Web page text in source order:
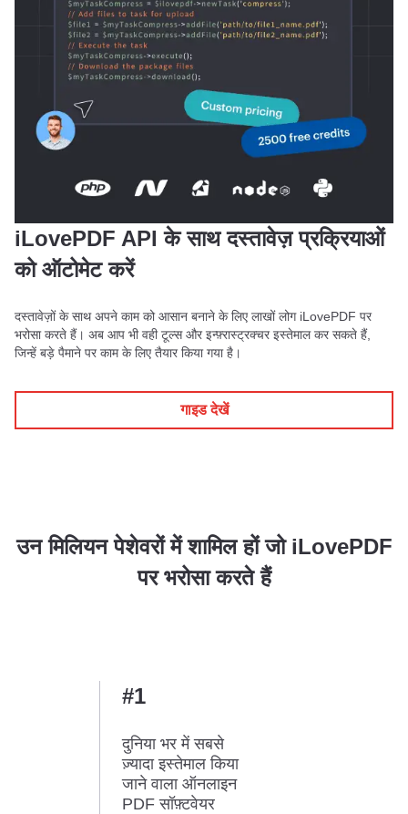
iLovePDF API के साथ दस्तावेज़ प्रक्रियाओं
को ऑटोमेट करें
दस्तावेज़ों के साथ अपने काम को आसान बनाने के लिए लाखों लोग iLovePDF पर
भरोसा करते हैं। अब आप भी वही टूल्स और इन्फ़्रास्ट्रक्चर इस्तेमाल कर सकते हैं,
जिन्हें बड़े पैमाने पर काम के लिए तैयार किया गया है।
गाइड देखें
उन मिलियन पेशेवरों में शामिल हों जो iLovePDF
पर भरोसा करते हैं
#1
दुनिया भर में सबसे
ज़्यादा इस्तेमाल किया
जाने वाला ऑनलाइन
PDF सॉफ़्टवेयर